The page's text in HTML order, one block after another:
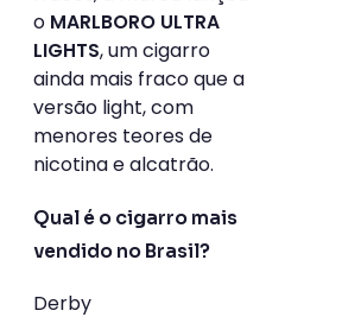
o MARLBORO ULTRA
LIGHTS, um cigarro
ainda mais fraco que a
versão light, com
menores teores de
nicotina e alcatrão.
Qual é o cigarro mais
vendido no Brasil?
Derby